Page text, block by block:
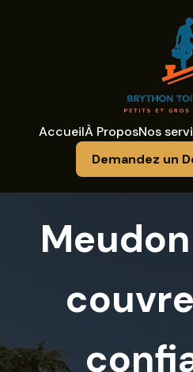
AccueilÀ ProposNos
Demandez un